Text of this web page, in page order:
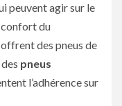
peuvent agir sur le
confort du
des pneus de
pneus
l’adhérence sur